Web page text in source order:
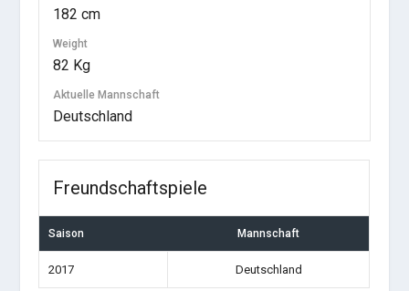
182 cm
Weight
82 Kg
Aktuelle Mannschaft
Deutschland
Freundschaftspiele
Saison Mannschaft
2017 Deutschland